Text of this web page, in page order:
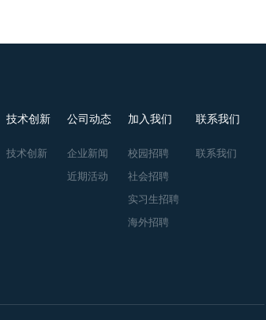
技术创新
技术创新
公司动态
企业新闻
近期活动
加入我们
校园招聘
社会招聘
实习生招聘
海外招聘
联系我们
联系我们